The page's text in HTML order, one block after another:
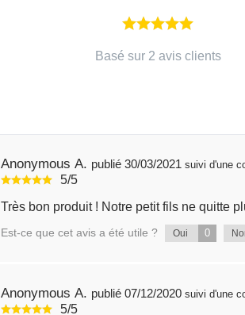
Basé sur 2 avis clients
Anonymous A. publié 30/03/2021suivi d'une
5/5
Très bon produit ! Notre
Est-ce que cet avis a été utile ? Oui 0
Anonymous A. publié 07/12/2020suivi d'une
5/5